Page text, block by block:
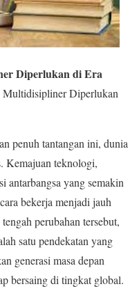
Diperlukan di Era
Multidisipliner Diperlukan
penuh tantangan ini, dunia
Kemajuan teknologi,
antarbangsa yang semakin
bekerja menjadi jauh
perubahan tersebut,
satu pendekatan yang
generasi masa depan
bersaing di tingkat global.